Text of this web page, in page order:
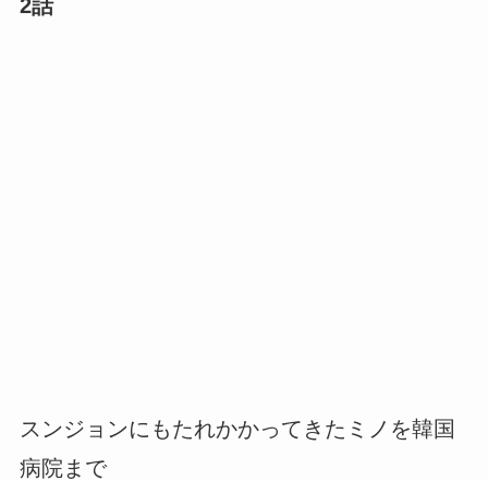
2話
スンジョンにもたれかかってきたミノを韓国
病院まで